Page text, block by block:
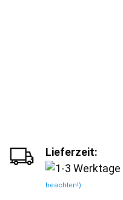
Lieferzeit:
beachten!)